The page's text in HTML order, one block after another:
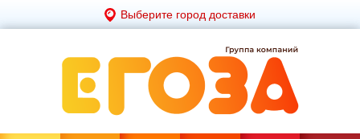
Выберите город доставки